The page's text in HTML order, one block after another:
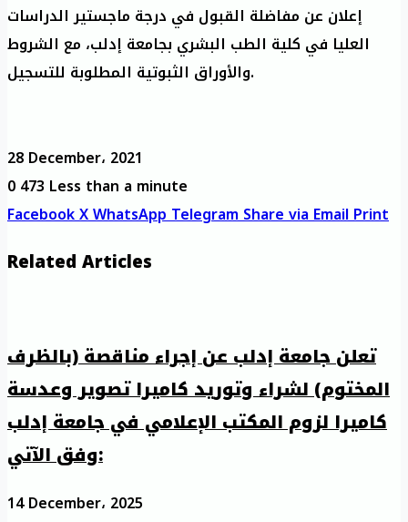
إعلان عن مفاضلة القبول في درجة ماجستير الدراسات
العليا في كلية الطب البشري بجامعة إدلب، مع الشروط
والأوراق الثبوتية المطلوبة للتسجيل.
28 December، 2021
0473 Less than a minute
FacebookXWhatsAppTelegramShare via EmailPrint
Related Articles
تعلن جامعة إدلب عن إجراء مناقصة (بالظرف
المختوم) لشراء وتوريد كاميرا تصوير وعدسة
كاميرا لزوم المكتب الإعلامي في جامعة إدلب
وفق الآتي:
14 December، 2025